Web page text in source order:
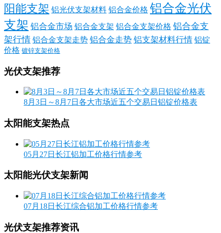
阳能支架 铝光伏支架材料 铝合金价格 铝合金光伏
支架 铝合金市场 铝合金支架 铝合金支架价格 铝合金支
架行情 铝合金支架走势 铝合金走势 铝支架材料行情 铝锭
价格 镀锌支架价格
光伏支架推荐
8月3日～8月7日各大市场近五个交易日铝锭价格表
太阳能支架热点
05月27日长江铝加工价格行情参考
太阳能光伏支架新闻
07月18日长江综合铝加工价格行情参考
光伏支架推荐资讯